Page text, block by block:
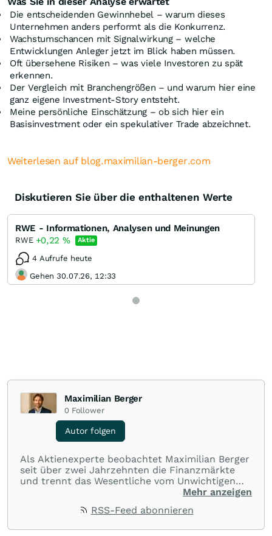
Die entscheidenden Gewinnhebel – warum dieses
Unternehmen anders performt als die Konkurrenz.
Wachstumschancen mit Signalwirkung – welche
Entwicklungen Anleger jetzt im Blick haben müssen.
Oft übersehene Risiken – was viele Investoren zu spät
erkennen.
Der Vergleich mit Branchengrößen – und warum hier eine
ganz eigene Investment-Story entsteht.
Meine persönliche Einschätzung – ob sich hier ein
Basisinvestment oder ein spekulativer Trade abzeichnet.
Weiterlesen auf blog.maximilian-berger.com
Diskutieren Sie über die enthaltenen Werte
RWE - Informationen, Analysen und Meinungen
RWE +0,22 % Aktie
4 Aufrufe heute
Gehen 30.07.26, 12:33
Maximilian Berger
0 Follower
Autor folgen
Als Aktienexperte beobachtet Maximilian Berger
seit über zwei Jahrzehnten die Finanzmärkte
und trennt das Wesentliche vom Unwichtigen
und liefert wöchentlich klare, unabhängige
und Renditen liefern.
Mehr anzeigen
RSS-Feed abonnieren